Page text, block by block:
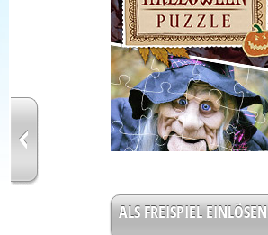
ALS FREISPIEL EINLÖSEN